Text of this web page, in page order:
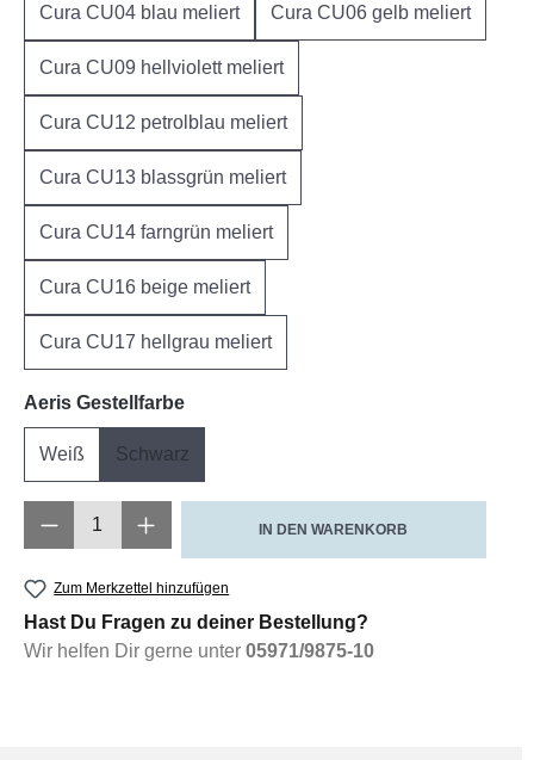
Cura CU04 blau meliert Cura CU06 gelb meliert
Cura CU09 hellviolett meliert
Cura CU12 petrolblau meliert
Cura CU13 blassgrün meliert
Cura CU14 farngrün meliert
Cura CU16 beige meliert
Cura CU17 hellgrau meliert
Aeris Gestellfarbeauswählen
Weiß Schwarz
Produkt Anzahl: Gib den gewünschten
IN DEN WARENKORB
Zum Merkzettel hinzufügen
Hast Du Fragen zu deiner Bestellung?
Wir helfen Dir gerne unter 05971/9875-10